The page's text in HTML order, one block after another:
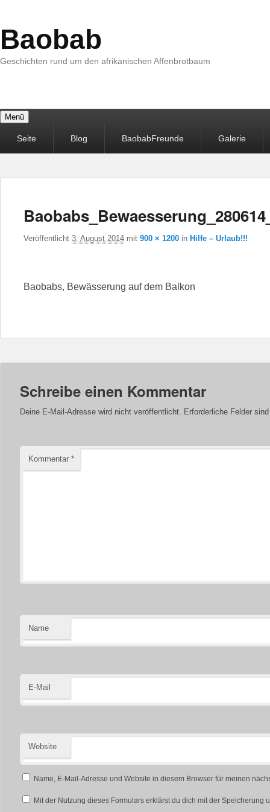
Baobab
Geschichten rund um den afrikanischen Affenbrotbaum
Menü
MenüSeite Blog BaobabFreunde Galerie
Veröffentlicht 3. August 2014 mit 900 × 1200 in Hilfe – Urlaub!!!
Baobabs, Bewässerung auf dem Balkon
Schreibe einen Kommentar
Deine E-Mail-Adresse wird nicht veröffentlicht. Erforderliche Felder
Kommentar *
Name
E-Mail
Website
Name, E-Mail-Adresse und Website in diesem Browser für meinen
Mit der Nutzung dieses Formulars erklärst du dich mit der Speicherung